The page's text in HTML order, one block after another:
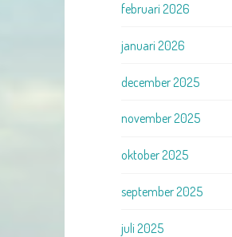
februari 2026
januari 2026
december 2025
november 2025
oktober 2025
september 2025
juli 2025